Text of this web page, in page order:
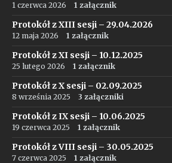
1 czerwca 2026 1 załącznik
Protokół z XIII sesji – 29.04.2026
12 maja 2026 1 załącznik
Protokół z XI sesji – 10.12.2025
25 lutego 2026 1 załącznik
Protokół z X sesji – 02.09.2025
8 września 2025 3 załączniki
Protokół z IX sesji – 10.06.2025
19 czerwca 2025 1 załącznik
Protokół z VIII sesji – 30.05.2025
7 czerwca 2025 1 załącznik